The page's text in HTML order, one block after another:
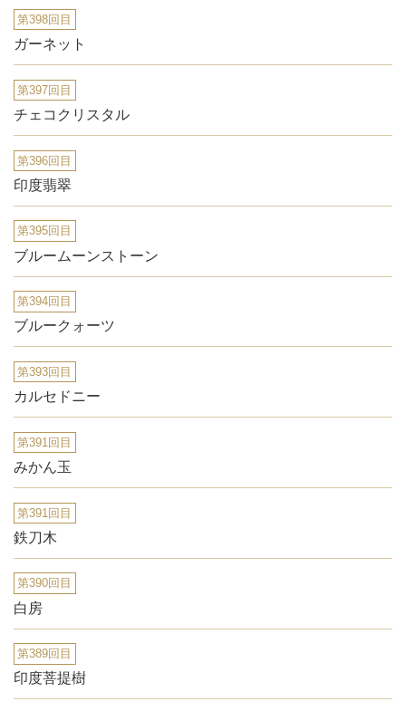
第398回目
ガーネット
第397回目
チェコクリスタル
第396回目
印度翡翠
第395回目
ブルームーンストーン
第394回目
ブルークォーツ
第393回目
カルセドニー
第391回目
みかん玉
第391回目
鉄刀木
第390回目
白房
第389回目
印度菩提樹